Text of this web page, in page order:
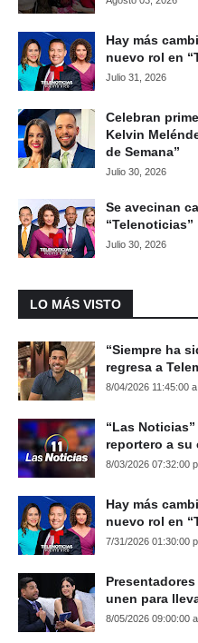
Hay más
nuevo rol en
Julio 31, 2026
Celebran
Kelvin
de Semana”
Julio 30, 2026
Se avecinan
“Telenoticias”
Julio 30, 2026
LO MÁS VISTO
“Siempre ha
regresa a
8/04/2026 11:45:00
“Las
reportero a su
8/03/2026 07:32:00
Hay más
nuevo rol en
7/31/2026 01:30:00
unen para
8/05/2026 09:00:00